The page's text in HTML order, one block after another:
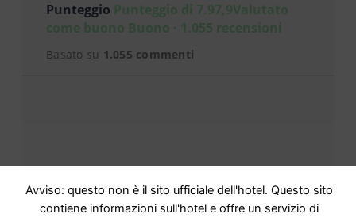
Punteggio Punteggio di 7.97,9Valutato
come buono Buono · 1.055 recensioni
Basato su 1.055 commenti
Avviso: questo non è il sito ufficiale dell'hotel. Questo sito
contiene informazioni sull'hotel e offre un servizio di